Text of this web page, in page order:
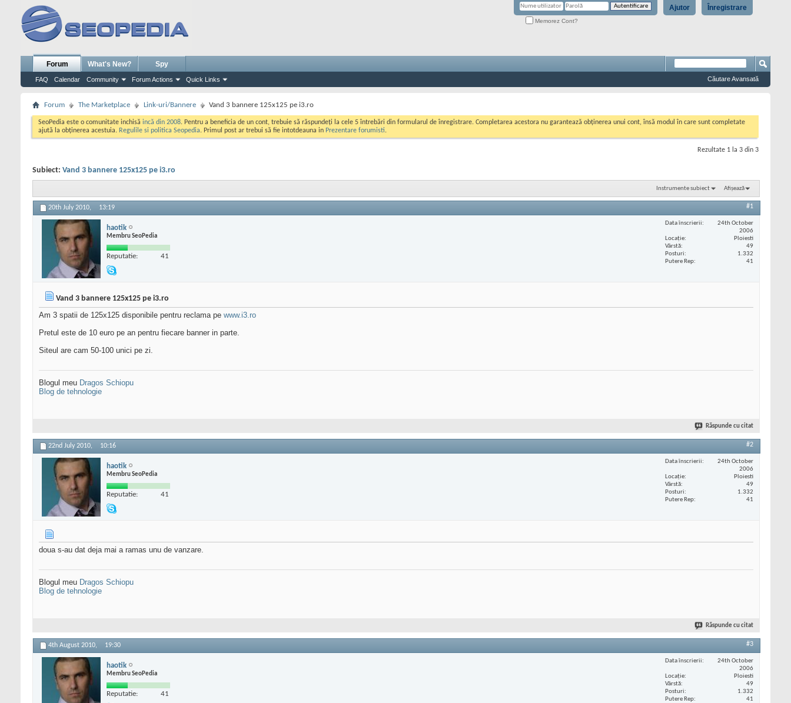
Înregistrare
Ajutor
Memorez Cont?
Forum
FAQ Calendar Community Forum Actions Quick Links
What's New? Spy
Căutare Avansată
Forum The Marketplace Link-uri/Bannere Vand 3 bannere 125x125 pe i3.ro
SeoPedia este o comunitate inchisă incă din 2008. Pentru a beneficia de un cont, trebuie să răspundeți la cele 5 întrebări din formularul de înregistrare. Completarea acestora nu garantează obținerea unui cont, însă modul în care sunt completate
ajută la obținerea acestuia. Regulile si politica Seopedia. Primul post ar trebui să fie intotdeauna in Prezentare forumisti.
Rezultate 1 la 3 din 3
Subiect: Vand 3 bannere 125x125 pe i3.ro
Instrumente subiect Afișează
20th July 2010, 13:19 #1
haotik
Membru SeoPedia
Reputatie: 41
Data înscrierii
24th October
2006
Locaţie
Ploiesti
Vârstă
49
Posturi
1.332
Putere Rep
41
Vand 3 bannere 125x125 pe i3.ro
Am 3 spatii de 125x125 disponibile pentru reclama pe www.i3.ro
Pretul este de 10 euro pe an pentru fiecare banner in parte.
Siteul are cam 50-100 unici pe zi.
Blogul meu Dragos Schiopu
Blog de tehnologie
Răspunde cu citat
22nd July 2010, 10:16 #2
haotik
Membru SeoPedia
Reputatie: 41
Data înscrierii
24th October
2006
Locaţie
Ploiesti
Vârstă
49
Posturi
1.332
Putere Rep
41
doua s-au dat deja mai a ramas unu de vanzare.
Blogul meu Dragos Schiopu
Blog de tehnologie
Răspunde cu citat
4th August 2010, 19:30 #3
haotik
Membru SeoPedia
Reputatie: 41
Data înscrierii
24th October
2006
Locaţie
Ploiesti
Vârstă
49
Posturi
1.332
Putere Rep
41